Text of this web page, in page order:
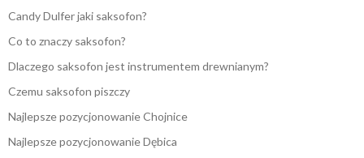
Candy Dulfer jaki saksofon?
Co to znaczy saksofon?
Dlaczego saksofon jest instrumentem drewnianym?
Czemu saksofon piszczy
Najlepsze pozycjonowanie Chojnice
Najlepsze pozycjonowanie Dębica